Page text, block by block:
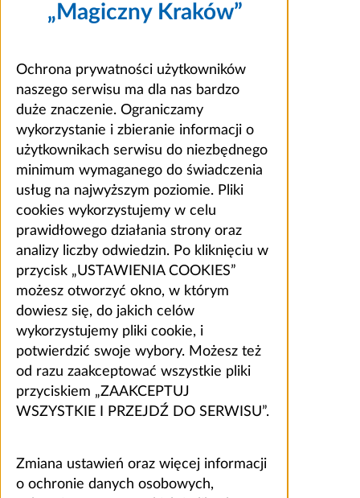
„Magiczny Kraków”
Ochrona prywatności użytkowników
naszego serwisu ma dla nas bardzo
duże znaczenie. Ograniczamy
wykorzystanie i zbieranie informacji o
użytkownikach serwisu do niezbędnego
minimum wymaganego do świadczenia
usług na najwyższym poziomie. Pliki
cookies wykorzystujemy w celu
prawidłowego działania strony oraz
analizy liczby odwiedzin. Po kliknięciu w
przycisk „USTAWIENIA COOKIES”
możesz otworzyć okno, w którym
dowiesz się, do jakich celów
wykorzystujemy pliki cookie, i
potwierdzić swoje wybory. Możesz też
od razu zaakceptować wszystkie pliki
przyciskiem „ZAAKCEPTUJ
WSZYSTKIE I PRZEJDŹ DO SERWISU”.
Zmiana ustawień oraz więcej informacji
o ochronie danych osobowych,